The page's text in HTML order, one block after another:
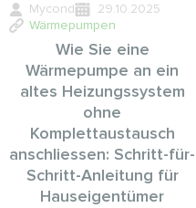
Mycond
29.10.2025
Wärmepumpen
Wie Sie eine
Wärmepumpe an ein
altes Heizungssystem
ohne
Komplettaustausch
anschliessen: Schritt-für-
Schritt-Anleitung für
Hauseigentümer